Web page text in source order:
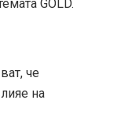
GOLD.
че
на